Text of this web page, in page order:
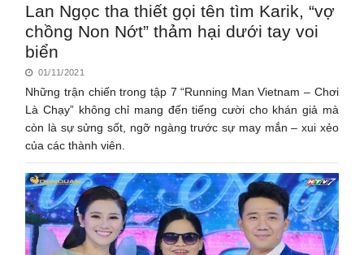
Lan Ngọc tha thiết gọi tên tìm Karik, “vợ
chồng Non Nớt” thảm hại dưới tay voi
biển
01/11/2021
Những trận chiến trong tập 7 “Running Man Vietnam – Chơi
Là Chạy” không chỉ mang đến tiếng cười cho khán giả mà
còn là sự sửng sốt, ngỡ ngàng trước sự may mắn – xui xẻo
của các thành viên.